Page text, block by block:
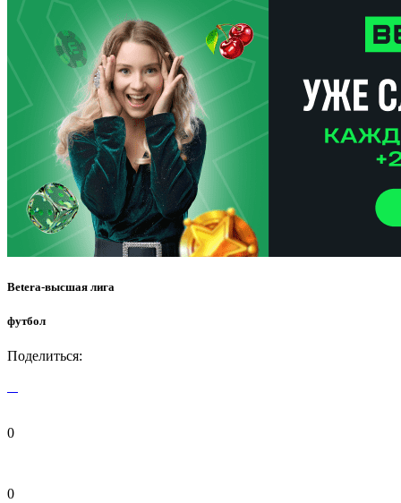
Betera-высшая лига
футбол
Поделиться:
0
0